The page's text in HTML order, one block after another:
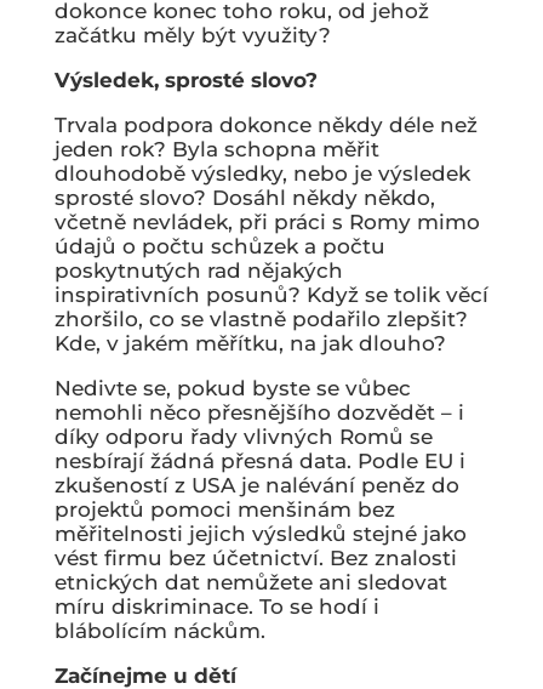
dokonce konec toho roku, od jehož
začátku měly být využity?
Výsledek, sprosté slovo?
Trvala podpora dokonce někdy déle než
jeden rok? Byla schopna měřit
dlouhodobě výsledky, nebo je výsledek
sprosté slovo? Dosáhl někdy někdo,
včetně nevládek, při práci s Romy mimo
údajů o počtu schůzek a počtu
poskytnutých rad nějakých
inspirativních posunů? Když se tolik věcí
zhoršilo, co se vlastně podařilo zlepšit?
Kde, v jakém měřítku, na jak dlouho?
Nedivte se, pokud byste se vůbec
nemohli něco přesnějšího dozvědět – i
díky odporu řady vlivných Romů se
nesbírají žádná přesná data. Podle EU i
zkušeností z USA je nalévání peněz do
projektů pomoci menšinám bez
měřitelnosti jejich výsledků stejné jako
vést firmu bez účetnictví. Bez znalosti
etnických dat nemůžete ani sledovat
míru diskriminace. To se hodí i
blábolícím náckům.
Začínejme u dětí